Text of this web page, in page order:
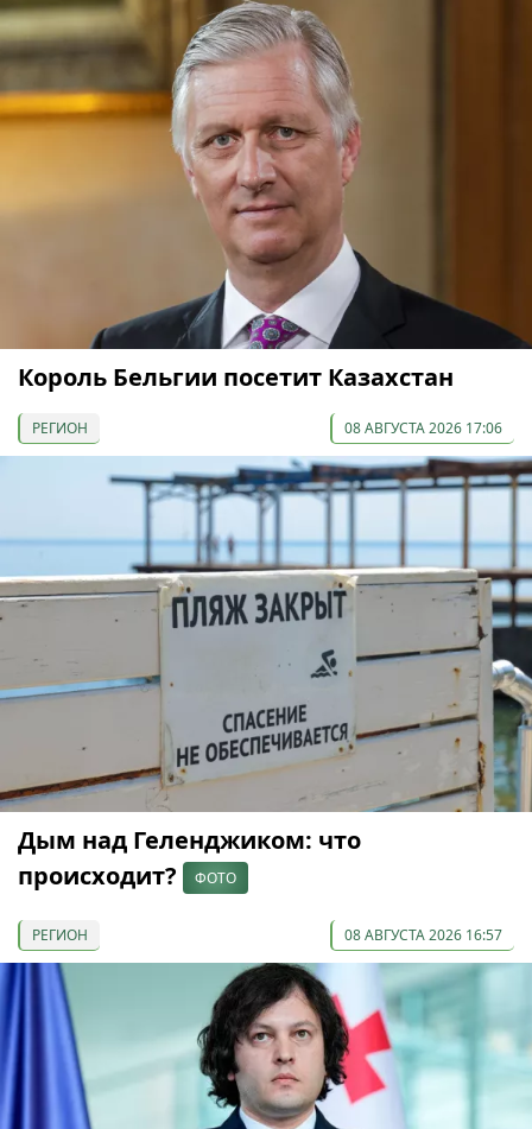
Король Бельгии посетит Казахстан
РЕГИОН 08 АВГУСТА 2026 17:06
Дым над Геленджиком: что
происходит?
ФОТО
РЕГИОН 08 АВГУСТА 2026 16:57